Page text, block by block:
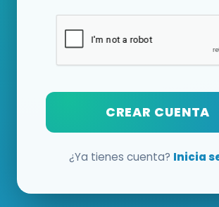
CREAR CUENTA
¿Ya tienes cuenta? Inicia